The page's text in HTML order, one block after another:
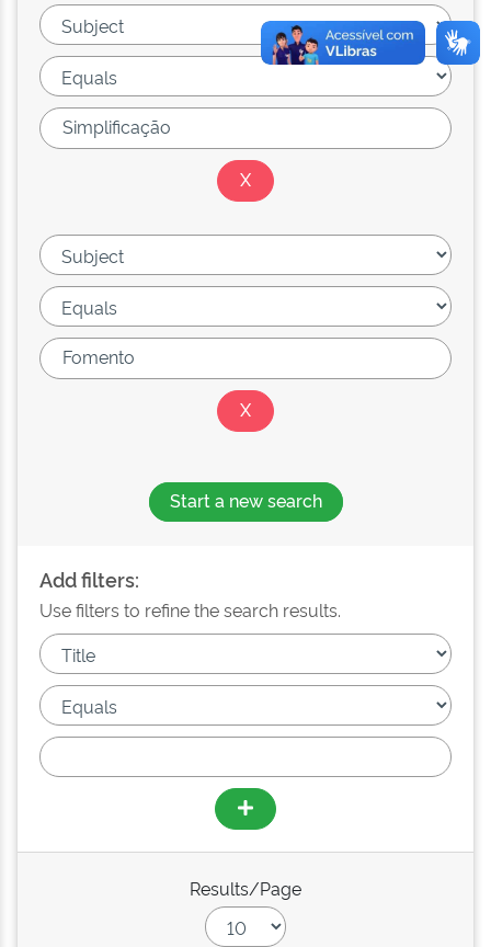
Start a new search
Add filters:
Use filters to refine the search results.
Results/Page